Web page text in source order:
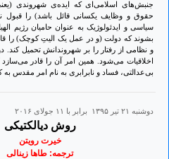
جنبش‌های اسلامی‌ای که ایده‌ی شهروندی
حقوق و وظایف یکسانی قائل باشد) را قبول
سیاسی و ایدئولوژیک به عنوان حامیان رژیم
بشوند که دولت (و در عمل یک الیتِ کوچک) را
و نظامی از رفتار را بر شهروندانش تحمیل کند.
اخلاقیات می‌شود. همین امر آن را قادر
بی‌عدالتی، فساد و نابرابری به نام امر مقدس به
دوشنبه ۲۱ تير ۱۳۹۵ برابر با ۱۱ جولای ۲۰۱۶
روش دیالکتیکی
خیرت رویتن
ترجمه: طاها زینالی